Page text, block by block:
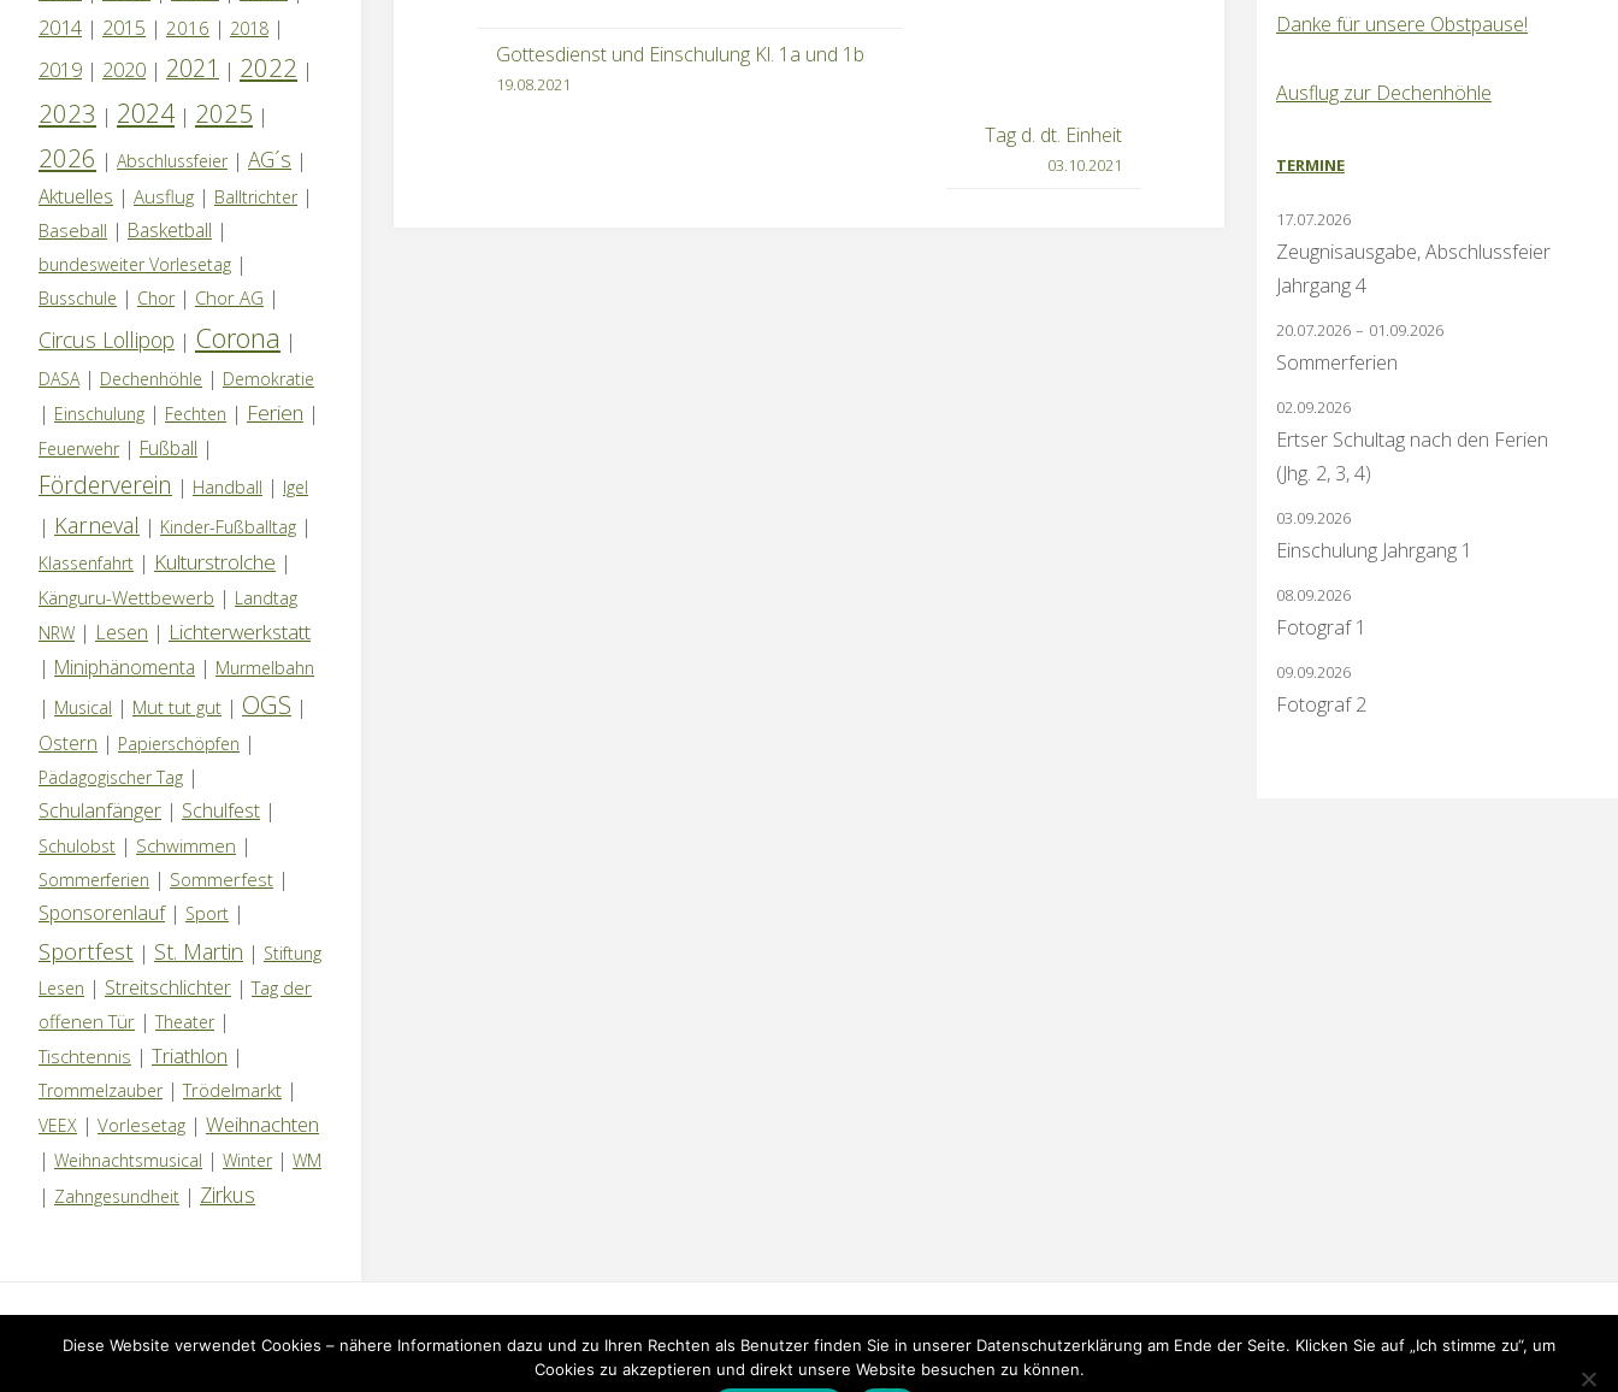
Gottesdienst und Einschulung Kl. 1a und 1b
19.08.2021
Tag d. dt. Einheit
03.10.2021
2014 | 2015 | 2016 | 2018 |
2019 | 2020 | 2021 | 2022 |
2023 | 2024 | 2025 |
2026 | Abschlussfeier | AG´s |
Aktuelles | Ausflug | Balltrichter |
Baseball | Basketball |
bundesweiter Vorlesetag |
Busschule | Chor | Chor AG |
Circus Lollipop | Corona |
DASA| Dechenhöhle | Demokratie
| Einschulung | Fechten | Ferien |
Feuerwehr | Fußball |
Förderverein | Handball | Igel
| Karneval | Kinder-Fußballtag |
Klassenfahrt | Kulturstrolche |
Känguru-Wettbewerb | Landtag
NRW | Lesen | Lichterwerkstatt
| Miniphänomenta | Murmelbahn
| Musical | Mut tut gut | OGS |
Ostern | Papierschöpfen |
Pädagogischer Tag |
Schulanfänger | Schulfest |
Schulobst | Schwimmen |
Sommerferien | Sommerfest |
Sponsorenlauf| Sport |
Sportfest | St. Martin | Stiftung
Lesen | Streitschlichter |Tag der
offenen Tür | Theater |
Tischtennis | Triathlon |
Trommelzauber |Trödelmarkt |
VEEX | Vorlesetag | Weihnachten
| Weihnachtsmusical | Winter | WM
| Zahngesundheit | Zirkus
Danke für unsere Obstpause!
Ausflug zur Dechenhöhle
TERMINE
17.07.2026
Zeugnisausgabe, Abschlussfeier
Jahrgang 4
20.07.2026 – 01.09.2026
Sommerferien
02.09.2026
Ertser Schultag nach den Ferien
(Jhg. 2, 3, 4)
03.09.2026
Einschulung Jahrgang 1
08.09.2026
Fotograf 1
09.09.2026
Fotograf 2
IMPRESSUM | DATENSCHUTZERKLÄRUNG | NEWSFEED
Diese Website verwendet Cookies – nähere Informationen dazu und zu Ihren Rechten als Benutzer finden Sie in unserer Datenschutzerklärung am Ende der Seite. Klicken Sie auf „Ich stimme zu“, um
Cookies zu akzeptieren und direkt unsere Website besuchen zu können.